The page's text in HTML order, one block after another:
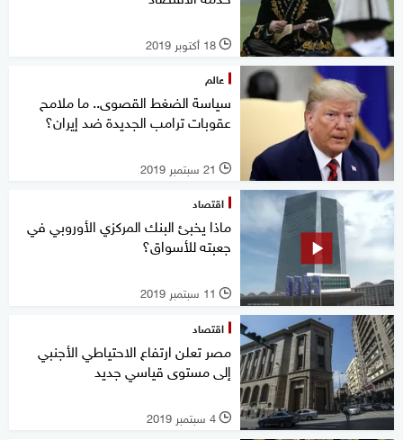
l 18 أكتوبر 2019
عالم
سياسة الضغط القصوى.. ما ملامح
عقوبات ترامب الجديدة ضد إيران؟
l 21 سبتمبر 2019
اقتصاد
ماذا يخبئ البنك المركزي الأوروبي في
جعبته للأسواق؟
l 11 سبتمبر 2019
اقتصاد
مصر تعلن ارتفاع الاحتياطي الأجنبي
إلى مستوى قياسي جديد
l 4 سبتمبر 2019